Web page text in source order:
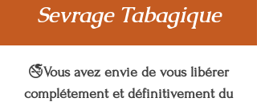
Sevrage Tabagique
🚭Vous avez envie de vous libérer
complétement et définitivement du